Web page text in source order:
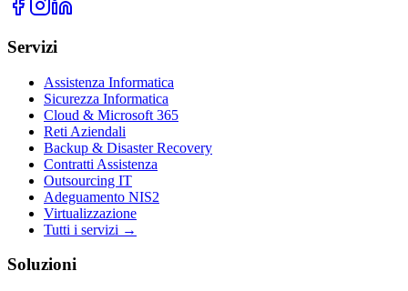
Servizi
Assistenza Informatica
Sicurezza Informatica
Cloud & Microsoft 365
Reti Aziendali
Backup & Disaster Recovery
Contratti Assistenza
Outsourcing IT
Adeguamento NIS2
Virtualizzazione
Tutti i servizi →
Soluzioni